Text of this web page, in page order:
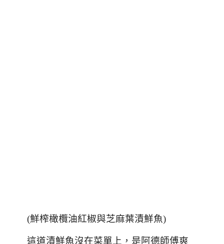
(鮮榨橄欖油紅椒與芝麻葉漬鮮魚)
這道漬鮮魚沒在菜單上，是阿德師傅爽